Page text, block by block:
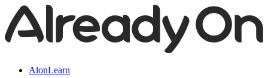
AlonLearn